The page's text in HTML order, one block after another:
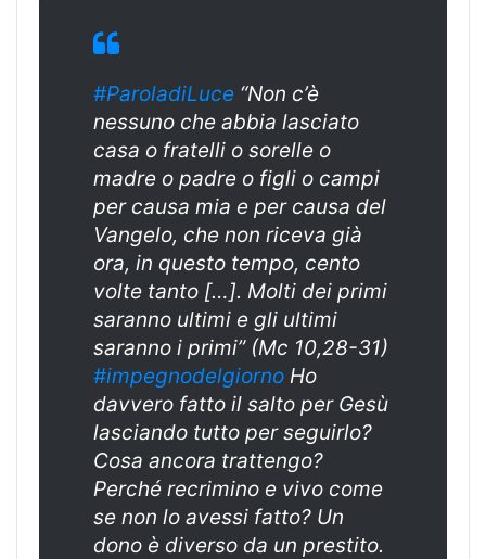
#ParoladiLuce “Non c’è
nessuno che abbia lasciato
casa o fratelli o sorelle o
madre o padre o figli o campi
per causa mia e per causa del
Vangelo, che non riceva già
ora, in questo tempo, cento
volte tanto […]. Molti dei primi
saranno ultimi e gli ultimi
saranno i primi” (Mc 10,28-31)
#impegnodelgiorno Ho
davvero fatto il salto per Gesù
lasciando tutto per seguirlo?
Cosa ancora trattengo?
Perché recrimino e vivo come
se non lo avessi fatto? Un
dono è diverso da un prestito.